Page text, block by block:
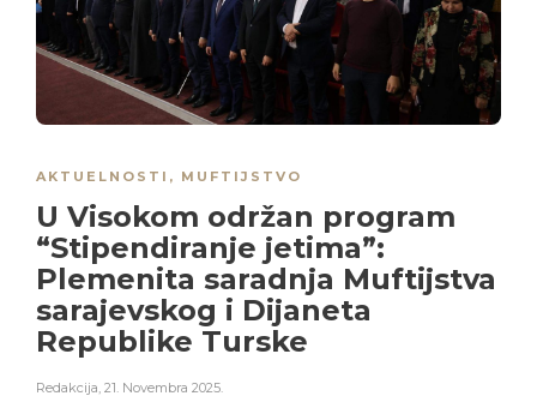
AKTUELNOSTI , MUFTIJSTVO
U Visokom održan program
“Stipendiranje jetima”:
Plemenita saradnja Muftijstva
sarajevskog i Dijaneta
Republike Turske
Redakcija, 21. Novembra 2025.